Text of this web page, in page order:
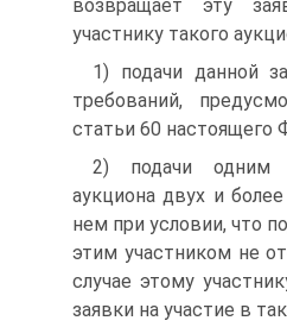
возвращает эту
участнику такого
1) подачи данной
требований,
статьи 60 настоящего
2) подачи одним
аукциона двух и
нем при условии, что
этим участником не
случае этому
заявки на участие в